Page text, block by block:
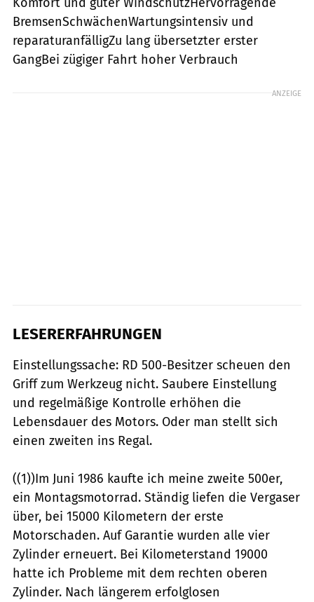
BremsenSchwächenWartungsintensiv und
reparaturanfälligZu lang übersetzter erster
GangBei zügiger Fahrt hoher Verbrauch
ANZEIGE
LESERERFAHRUNGEN
Einstellungssache: RD 500-Besitzer scheuen den
Griff zum Werkzeug nicht. Saubere Einstellung
und regelmäßige Kontrolle erhöhen die
Lebensdauer des Motors. Oder man stellt sich
einen zweiten ins Regal.
((1))Im Juni 1986 kaufte ich meine zweite 500er,
ein Montagsmotorrad. Ständig liefen die Vergaser
über, bei 15000 Kilometern der erste
Motorschaden. Auf Garantie wurden alle vier
Zylinder erneuert. Bei Kilometerstand 19000
hatte ich Probleme mit dem rechten oberen
Zylinder. Nach längerem erfolglosen